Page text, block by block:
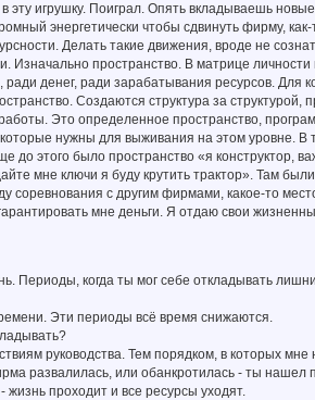
эту игрушку. Поиграл. Опять вкладываешь
энергетически чтобы сдвинуть фирму,
Делать такие движения, вроде не
Изначально пространство. В матрице
денег, ради зарабатывания ресурсов. Для
Создаются структура за структурой,
Это определенное пространство,
нужны для выживания на этом уровне.
этого было пространство «я конструктор,
мне ключи я буду крутить трактор». Там
соревнования с другим фирмами, какое-то
мне деньги. Я отдаю свои
Периоды, когда ты мог себе откладывать
Эти периоды всё время снижаются.
руководства. Тем порядком, в которых мне
развалилась, или обанкротилась - ты нашел
проходит и все ресурсы уходят.